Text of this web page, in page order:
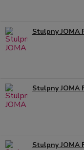
Stulpny JOMA
Stulpny JOMA
Stulpny JOMA